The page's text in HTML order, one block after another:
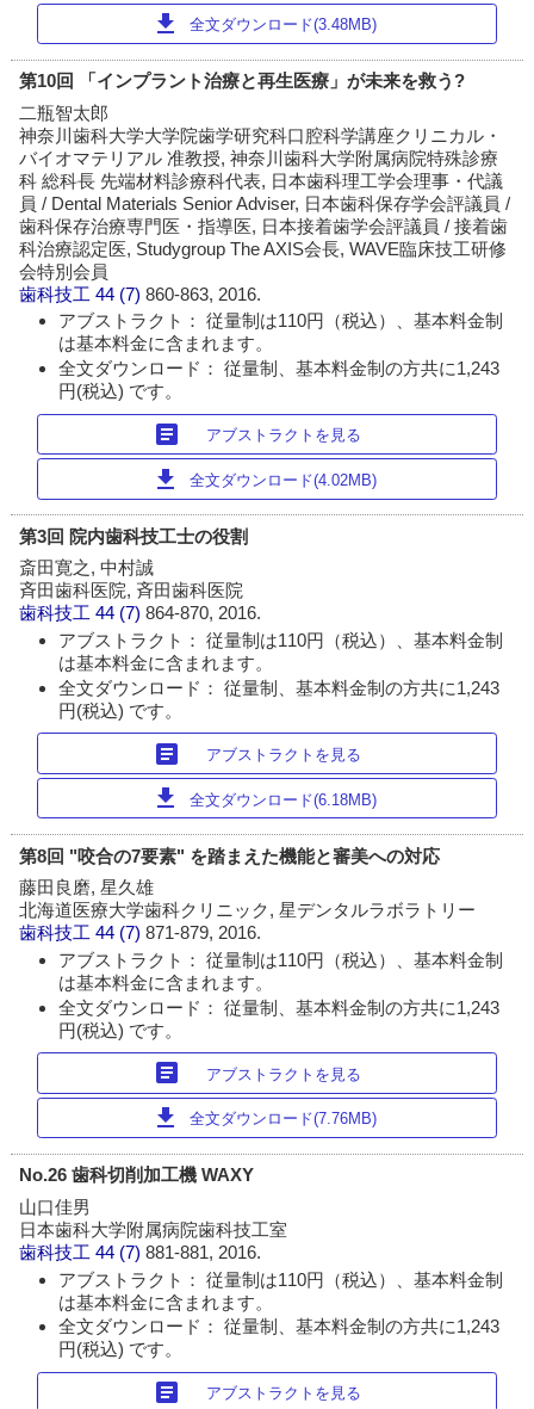
download 全文ダウンロード(3.48MB)
第10回 「インプラント治療と再生医療」が未来を救う?
二瓶智太郎
神奈川歯科大学大学院歯学研究科口腔科学講座クリニカル・
バイオマテリアル 准教授, 神奈川歯科大学附属病院特殊診療
科 総科長 先端材料診療科代表, 日本歯科理工学会理事・代議
員 / Dental Materials Senior Adviser, 日本歯科保存学会評議員 /
歯科保存治療専門医・指導医, 日本接着歯学会評議員 / 接着歯
科治療認定医, Studygroup The AXIS会長, WAVE臨床技工研修
会特別会員
歯科技工 44 (7)860-863, 2016.
アブストラクト： 従量制は110円（税込）、基本料金制
は基本料金に含まれます。
全文ダウンロード： 従量制、基本料金制の方共に1,243
円(税込) です。
article アブストラクトを見る
download 全文ダウンロード(4.02MB)
第3回 院内歯科技工士の役割
斎田寛之, 中村誠
斉田歯科医院, 斉田歯科医院
歯科技工 44 (7)864-870, 2016.
アブストラクト： 従量制は110円（税込）、基本料金制
は基本料金に含まれます。
全文ダウンロード： 従量制、基本料金制の方共に1,243
円(税込) です。
article アブストラクトを見る
download 全文ダウンロード(6.18MB)
第8回 "咬合の7要素" を踏まえた機能と審美への対応
藤田良磨, 星久雄
北海道医療大学歯科クリニック, 星デンタルラボラトリー
歯科技工 44 (7)871-879, 2016.
アブストラクト： 従量制は110円（税込）、基本料金制
は基本料金に含まれます。
全文ダウンロード： 従量制、基本料金制の方共に1,243
円(税込) です。
article アブストラクトを見る
download 全文ダウンロード(7.76MB)
No.26 歯科切削加工機 WAXY
山口佳男
日本歯科大学附属病院歯科技工室
歯科技工 44 (7)881-881, 2016.
アブストラクト： 従量制は110円（税込）、基本料金制
は基本料金に含まれます。
全文ダウンロード： 従量制、基本料金制の方共に1,243
円(税込) です。
article アブストラクトを見る